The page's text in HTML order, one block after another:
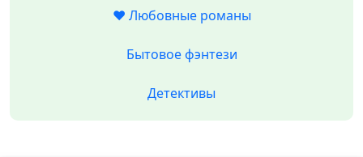
❤️ Любовные романы
Бытовое фэнтези
Детективы